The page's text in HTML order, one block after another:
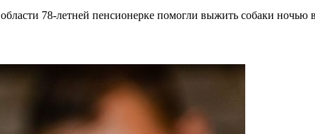
области 78-летней пенсионерке помогли выжить собаки ночью